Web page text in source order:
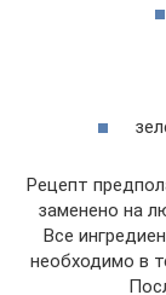
Рецепт
заменено на
Все
необходимо в